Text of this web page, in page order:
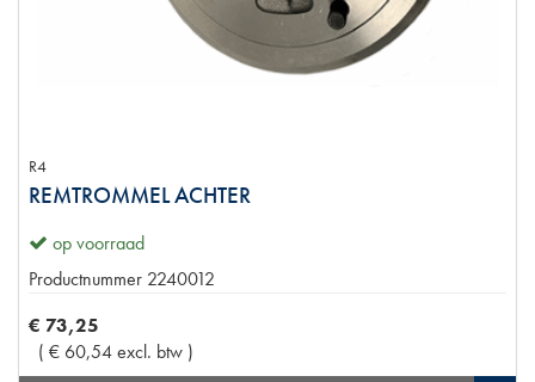
R4
REMTROMMEL ACHTER
op voorraad
Productnummer 2240012
€ 73,25
( € 60,54excl. btw )